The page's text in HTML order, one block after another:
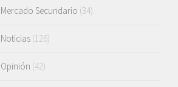
Mercado Secundario (34)
Noticias (126)
Opinión (42)